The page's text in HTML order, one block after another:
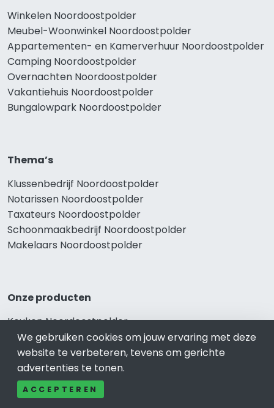
Winkelen Noordoostpolder
Meubel-Woonwinkel Noordoostpolder
Appartementen- en Kamerverhuur Noordoostpolder
Camping Noordoostpolder
Overnachten Noordoostpolder
Vakantiehuis Noordoostpolder
Bungalowpark Noordoostpolder
Thema’s
Klussenbedrijf Noordoostpolder
Notarissen Noordoostpolder
Taxateurs Noordoostpolder
Schoonmaakbedrijf Noordoostpolder
Makelaars Noordoostpolder
Onze producten
Keuken Noordoostpolder
Vca Noordoostpolder
Kledingwinkel Noordoostpolder
Website laten maken Noordoostpolder
Sportschool Noordoostpolder
We gebruiken cookies om jouw ervaring met deze
website te verbeteren, tevens om gerichte
advertenties te tonen.
ACCEPTEREN